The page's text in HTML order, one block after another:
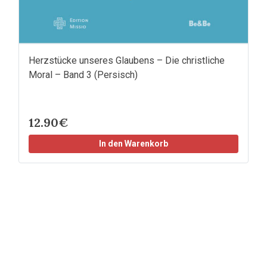
Herzstücke unseres Glaubens – Die christliche
Moral – Band 3 (Persisch)
12.90€
In den Warenkorb